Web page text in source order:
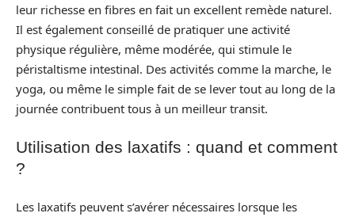
leur richesse en fibres en fait un excellent remède naturel.
Il est également conseillé de pratiquer une activité
physique régulière, même modérée, qui stimule le
péristaltisme intestinal. Des activités comme la marche, le
yoga, ou même le simple fait de se lever tout au long de la
journée contribuent tous à un meilleur transit.
Utilisation des laxatifs : quand et comment
?
Les laxatifs peuvent s’avérer nécessaires lorsque les